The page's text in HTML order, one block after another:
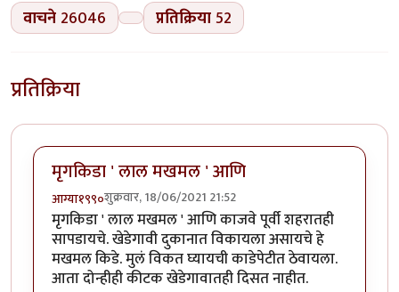
वाचने 26046 प्रतिक्रिया52
प्रतिक्रिया
मृगकिडा ' लाल मखमल ' आणि
आग्या१९९०शुक्रवार, 18/06/2021 21:52
मृगकिडा ' लाल मखमल ' आणि काजवे पूर्वी शहरातही
सापडायचे. खेडेगावी दुकानात विकायला असायचे हे
मखमल किडे. मुलं विकत घ्यायची काडेपेटीत ठेवायला.
आता दोन्हीही कीटक खेडेगावातही दिसत नाहीत.